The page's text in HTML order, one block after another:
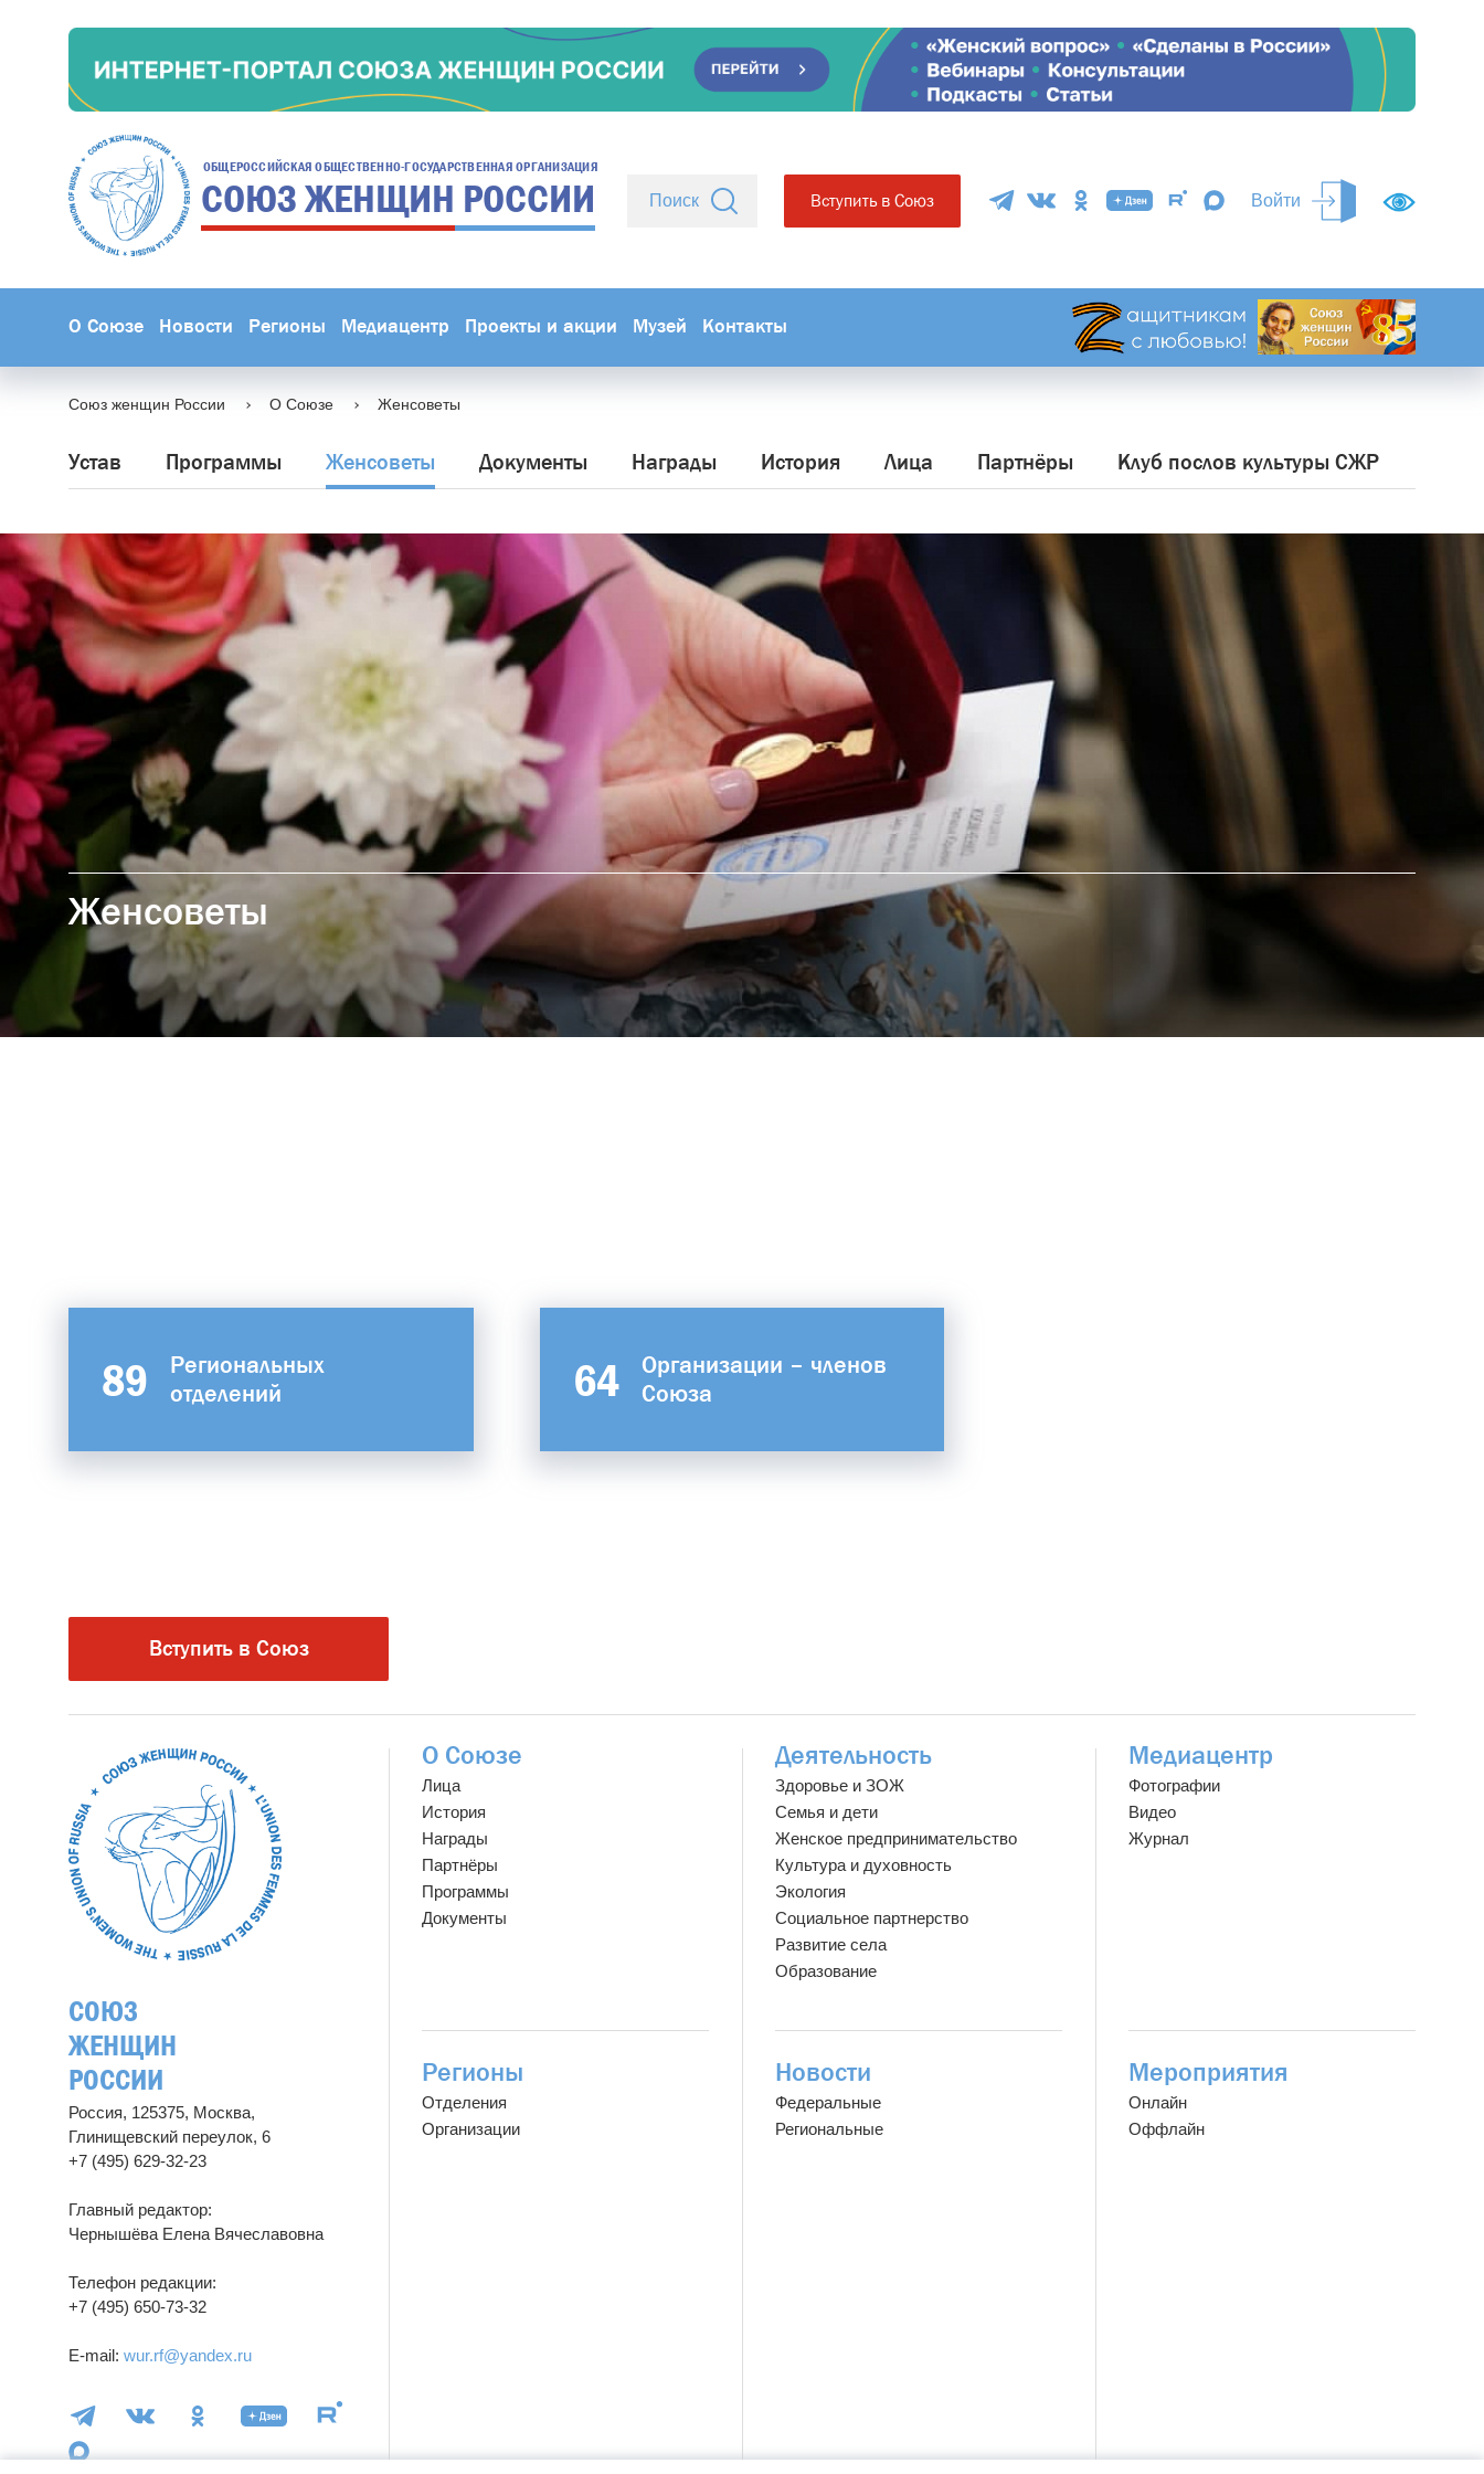
ОБЩЕРОССИЙСКАЯ ОБЩЕСТВЕННО-ГОСУДАРСТВЕННАЯ ОРГАНИЗАЦИЯ
СОЮЗ ЖЕНЩИН РОССИИ Вступить в Союз Войти
О Союзе Новости Регионы Медиацентр Проекты и акции Музей Контакты
Союз женщин России О Союзе Женсоветы
Устав Программы Женсоветы Документы Награды История Лица Партнёры Клуб послов культуры СЖР
Женсоветы
89
Региональных
отделений
64
Организации – членов
Союза
Вступить в Союз
О Союзе
Лица
История
Награды
Партнёры
Программы
Документы
Деятельность
Здоровье и ЗОЖ
Семья и дети
Женское предпринимательство
Культура и духовность
Экология
Социальное партнерство
Развитие села
Образование
Медиацентр
Фотографии
Видео
Журнал
Регионы
Отделения
Организации
Новости
Федеральные
Региональные
Мероприятия
Онлайн
Оффлайн
СОЮЗ
ЖЕНЩИН
РОССИИ
Россия, 125375, Москва,
Глинищевский переулок, 6
+7 (495) 629-32-23
Главный редактор:
Чернышёва Елена Вячеславовна
Телефон редакции:
+7 (495) 650-73-32
E-mail: wur.rf@yandex.ru